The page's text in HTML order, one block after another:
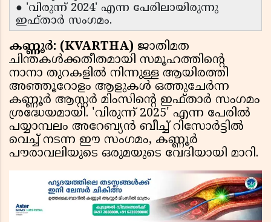
● 'വിരുന്ന് 2024' എന്ന പേരിലായിരുന്നു
ഇഫ്താർ സംഗമം.
കണ്ണൂർ: (KVARTHA) ജാതിമത
ചിന്തകൾക്കതീതമായി സമൂഹത്തിന്റെ
നാനാ തുറകളിൽ നിന്നുള്ള ആയിരത്തി
അഞ്ഞൂറോളം ആളുകൾ ഒത്തുചേർന്ന
കണ്ണൂർ ആസ്റ്റർ മിംസിന്റെ ഇഫ്താർ സംഗമം
ശ്രദ്ധേയമായി. 'വിരുന്ന് 2025' എന്ന പേരിൽ
പയ്യാമ്പലം അറേബ്യൻ ബീച്ച് റിസോർട്ടിൽ
വെച്ച് നടന്ന ഈ സംഗമം, കണ്ണൂർ
പൗരാവലിയുടെ ഒരുമയുടെ വേദിയായി മാറി.